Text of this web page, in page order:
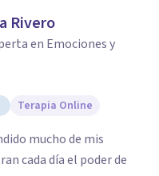
Rivero
en Emociones y
Terapia Online
mucho de mis
cada día el poder de